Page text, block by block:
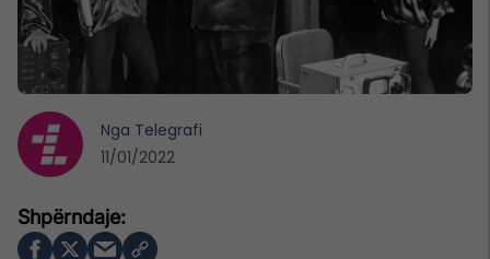
Nga Telegrafi
11/01/2022